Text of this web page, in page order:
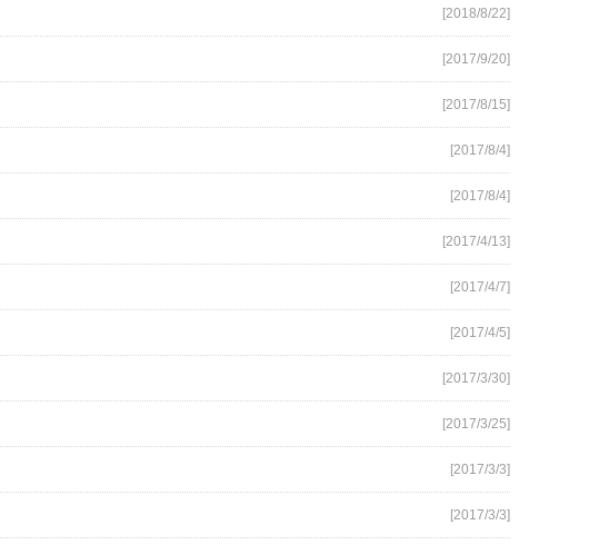
[2018/8/22]
[2017/9/20]
[2017/8/15]
[2017/8/4]
[2017/8/4]
[2017/4/13]
[2017/4/7]
[2017/4/5]
[2017/3/30]
[2017/3/25]
[2017/3/3]
[2017/3/3]